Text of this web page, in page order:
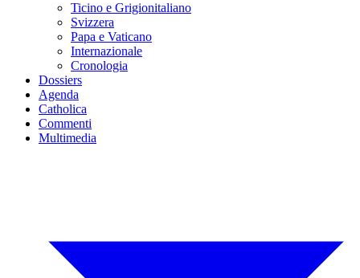
Ticino e Grigionitaliano
Svizzera
Papa e Vaticano
Internazionale
Cronologia
Dossiers
Agenda
Catholica
Commenti
Multimedia